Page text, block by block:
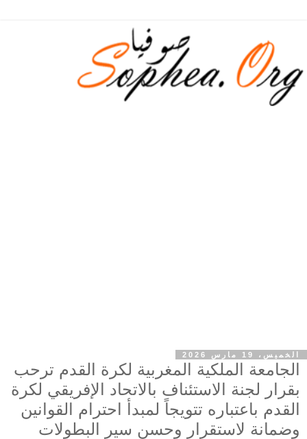
الخميس، 19 مارس 2026
الجامعة الملكية المغربية لكرة القدم ترحب
بقرار لجنة الاستئناف بالاتحاد الإفريقي لكرة
القدم باعتباره تتويجاً لمبدأ احترام القوانين
وضمانة لاستقرار وحسن سير البطولات